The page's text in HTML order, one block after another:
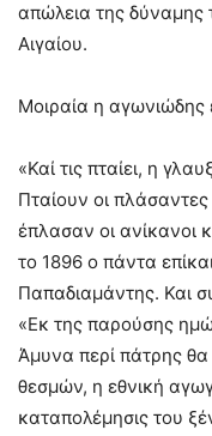
απώλεια της δύναμης
Αιγαίου.
Μοιραία η αγωνιώδης
«Καί τις πταίει, η
Πταίουν οι πλάσαντες
έπλασαν οι ανίκανοι
το 1896 ο πάντα
Παπαδιαμάντης. Και
«Εκ της παρούσης
Άμυνα περί πάτρης θα
θεσμών, η εθνική
καταπολέμησις του